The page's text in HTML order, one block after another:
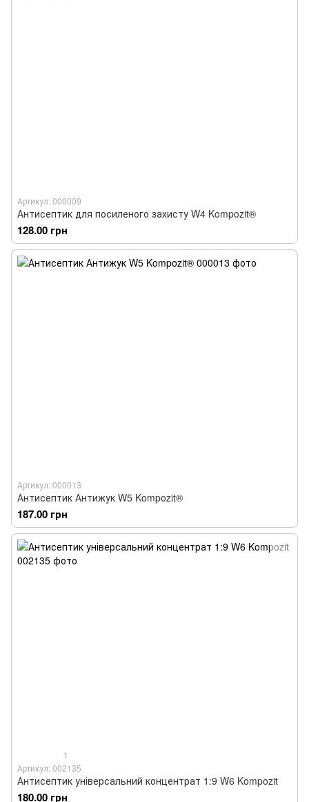
Артикул: 000009
Антисептик для посиленого захисту W4 Kompozit®
128.00 грн
Артикул: 000013
Антисептик Антижук W5 Kompozit®
187.00 грн
1
Артикул: 002135
Антисептик універсальний концентрат 1:9 W6 Kompozit
180.00 грн